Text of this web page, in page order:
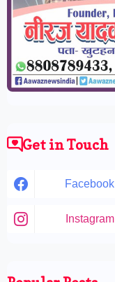
Get in Touch
Facebook
Instagram